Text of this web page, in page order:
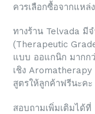
ควรเลือกซื้อจากแหล่
ทางร้าน Telvada มี
(Therapeutic
แบบ ออแกนิก มากก
เชิง
สูตรให้ลูกค้าฟรีนะคะ
สอบถามเพิ่มเติมได้ที่